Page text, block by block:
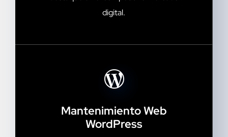
digital.
Mantenimiento Web
WordPress